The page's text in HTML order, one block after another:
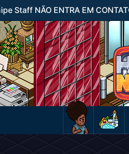
Staff NÃO ENTRA EM